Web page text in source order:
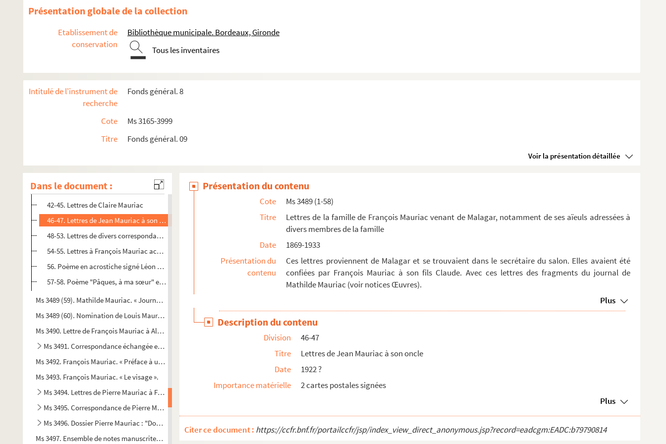
Présentation globale de la collection
Etablissement de
conservation
Bibliothèque municipale. Bordeaux, Gironde
Tous les inventaires
Intitulé de l'instrument de
recherche
Fonds général. 8
Cote
Ms 3165-3999
Titre
Fonds général. 09
Voir la présentation détaillée
Dans le document :
3. Lettre de Mathilde Mauriac à ses enfants
9. Lettre du Maire de St Pierre d'Aurillac à Louis Mauriac (Président du Tribunal de Rouen)
10-12. Lettres de Jean Lapeyre, oncle de Louis et Paul, grand-oncle de François Mauriac
15-16. Lettres de Pierre Larrue, cousin de François Mauriac, à Louis Mauriac (vice-président du tribunal de...
17. Lettre de Mathilde Mauriac à Jean-Paul Mauriac
22-24. Lettres de Louis Mauriac à son neveu François Mauriac
26-37. Lettres à Louis Mauriac
38-41. Lettres à Jean-Paul Mauriac de divers camarades soldats et de Raymond Coiffard son beau-père
42-45. Lettres de Claire Mauriac
46-47. Lettres de Jean Mauriac à son oncle
48-53. Lettres de divers correspondants à Jean-Paul Mauriac, Claire Mauriac, Jacques Mauriac et Louis Mauri...
54-55. Lettres à François Mauriac accompagnées de poèmes pour le féliciter de son élection à l'Académie fra...
56. Poème en acrostiche signé Léon Dusolier beau-frère de Claire Coiffard, époux de sa sœur Marguerite.
57-58. Poème "Pâques, à ma sœur" et texte non signé issus d'une correspondance
Ms 3489 (59). Mathilde Mauriac. « Journal, décembre 1885 et 12 janvier 1886 ».
Ms 3489 (60). Nomination de Louis Mauriac Chevalier de la Légion d'honneur sur proposition du 9 juillet 1921
Ms 3490. Lettre de François Mauriac à Albert Dubourg
Ms 3491. Correspondance échangée entre François Mauriac et son frère Pierre et quelques autres membres de la ...
Ms 3492. François Mauriac. « Préface à une exposition de peinture française en Suède ».
Ms 3493. François Mauriac. « Le visage ».
Ms 3494. Lettres de Pierre Mauriac à François Mauriac
Ms 3495. Correspondance de Pierre Mauriac à Jeanne-François Mauriac
Ms 3496. Dossier Pierre Mauriac : "Documents Libération" et pièces diverses (cérémonie pour ses 80 ans) et au...
Ms 3497. Ensemble de notes manuscrites et de coupures de presse concernant la Bibliothèque municipale de Bord...
Présentation du contenu
Cote
Ms 3489 (1-58)
Titre
Lettres de la famille de François Mauriac venant de Malagar, notamment de ses aïeuls adressées à
divers membres de la famille
Date
1869-1933
Présentation du
contenu
Ces lettres proviennent de Malagar et se trouvaient dans le secrétaire du salon. Elles avaient été
confiées par François Mauriac à son fils Claude. Avec ces lettres des fragments du journal de
Mathilde Mauriac (voir notices Œuvres).
Plus
Description du contenu
Division
46-47
Titre
Lettres de Jean Mauriac à son oncle
Date
1922 ?
Importance matérielle
2 cartes postales signées
Plus
Citer ce document : https://ccfr.bnf.fr/portailccfr/jsp/index_view_direct_anonymous.jsp?record=eadcgm:EADC:b79790814